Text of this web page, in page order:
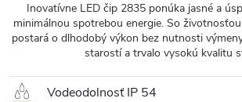
Inovatívne LED čip 2835 ponúka jasné a
minimálnou spotrebou energie. So
postará o dlhodobý výkon bez nutnosti
starostí a trvalo vysokú kvalitu
Vodeodolnosť IP 54